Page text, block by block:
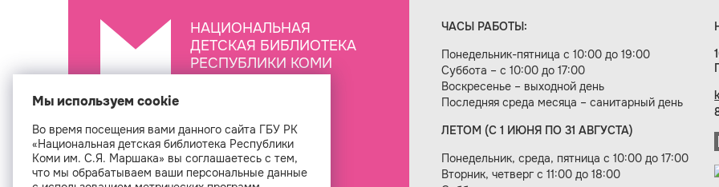
НАЦИОНАЛЬНАЯ
ДЕТСКАЯ БИБЛИОТЕКА
РЕСПУБЛИКИ КОМИ
ЧАСЫ РАБОТЫ:
Понедельник-пятница с 10:00 до 19:00
Суббота – с 10:00 до 17:00
Воскресенье – выходной день
Последняя среда месяца – санитарный день
ЛЕТОМ (С 1 ИЮНЯ ПО 31 АВГУСТА)
Понедельник, среда, пятница с 10:00 до 17:00
Вторник, четверг с 11:00 до 18:00
Создание сайта — веб-студия «Цифровой век»
Мы используем cookie
Во время посещения вами данного сайта ГБУ РК
«Национальная детская библиотека Республики
Коми им. С.Я. Маршака» вы соглашаетесь с тем,
что мы обрабатываем ваши персональные данные